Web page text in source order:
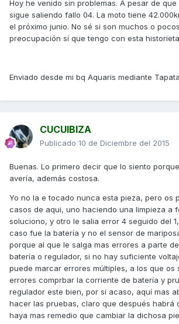
Hoy he venido sin problemas. A pesar de
sigue saliendo fallo 04. La moto tiene
el próximo junio. No sé si son muchos o
preocupación sí que tengo con esta
Enviado desde mi bq Aquaris mediante
CUCUIBIZA
Publicado 10 de Diciembre del 2015
Buenas. Lo primero decir que lo siento
avería, además costosa.
Yo no la e tocado nunca esta pieza, pero os
casos de aqui, uno haciendo una limpieza a
soluciono, y otro le salia error 4 seguido del 1,
caso fue la batería y no el sensor de
porque al que le salga mas errores a parte
batería o regulador, si no hay suficiente
puede marcar errores múltiples, a los que os
errores comprbar la corriente de batería y
regulador este bien, por si acaso, aquí mas
hacer las pruebas, claro que después habrá
haya mas remedio que cambiar la dichosa